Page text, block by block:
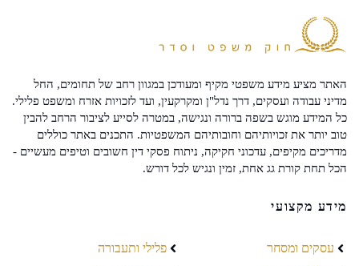
האתר מציע מידע משפטי מקיף ומעודכן במגוון רחב של תחומים, החל
מדיני עבודה ועסקים, דרך נדל"ן ומקרקעין, ועד לזכויות אזרח ומשפט פלילי.
כל המידע מוגש בשפה ברורה ונגישה, במטרה לסייע לציבור הרחב להבין
טוב יותר את זכויותיהם וחובותיהם המשפטיות. התכנים באתר כוללים
מדריכים מקיפים, עדכוני חקיקה, ניתוח פסקי דין חשובים וטיפים מעשיים -
הכל תחת קורת גג אחת, זמין ונגיש לכל דורש.
מידע מקצועי
עסקים ומסחר
פלילי ותעבורה